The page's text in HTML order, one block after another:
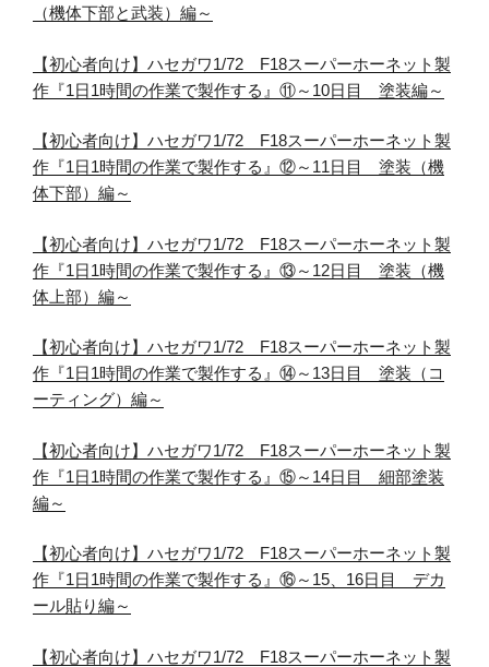
（機体下部と武装）編～
【初心者向け】ハセガワ1/72 F18スーパーホーネット製
作『1日1時間の作業で製作する』⑪～10日目 塗装編～
【初心者向け】ハセガワ1/72 F18スーパーホーネット製
作『1日1時間の作業で製作する』⑫～11日目 塗装（機
体下部）編～
【初心者向け】ハセガワ1/72 F18スーパーホーネット製
作『1日1時間の作業で製作する』⑬～12日目 塗装（機
体上部）編～
【初心者向け】ハセガワ1/72 F18スーパーホーネット製
作『1日1時間の作業で製作する』⑭～13日目 塗装（コ
ーティング）編～
【初心者向け】ハセガワ1/72 F18スーパーホーネット製
作『1日1時間の作業で製作する』⑮～14日目 細部塗装
編～
【初心者向け】ハセガワ1/72 F18スーパーホーネット製
作『1日1時間の作業で製作する』⑯～15、16日目 デカ
ール貼り編～
【初心者向け】ハセガワ1/72 F18スーパーホーネット製